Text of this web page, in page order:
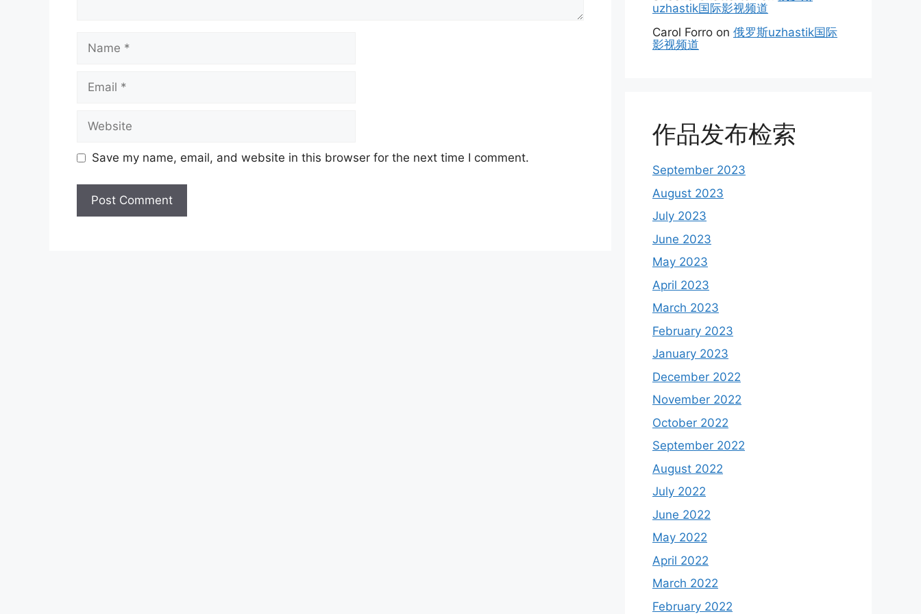
Name
Email
Website
Save my name, email, and website in this browser for the next time I comment.
uzhastik国际影视频道
Carol Forro on 俄罗斯uzhastik国际
影视频道
作品发布检索
September 2023
August 2023
July 2023
June 2023
May 2023
April 2023
March 2023
February 2023
January 2023
December 2022
November 2022
October 2022
September 2022
August 2022
July 2022
June 2022
May 2022
April 2022
March 2022
February 2022